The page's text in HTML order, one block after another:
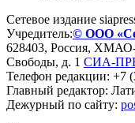
Сетевое издание
Учредитель:© ООО
628403, Россия,
Свободы, д. 1 СИА-
Телефон редакции: +7
Главный редактор:
Дежурный по сайту: